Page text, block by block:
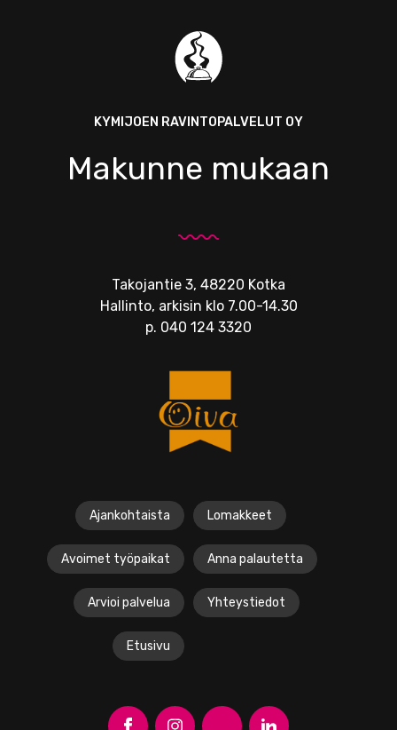
KYMIJOEN RAVINTOPALVELUT OY
Makunne mukaan
Takojantie 3, 48220 Kotka
Hallinto, arkisin klo 7.00-14.30
p. 040 124 3320
Ajankohtaista Lomakkeet
Avoimet työpaikat Anna palautetta
Arvioi palvelua Yhteystiedot
Etusivu